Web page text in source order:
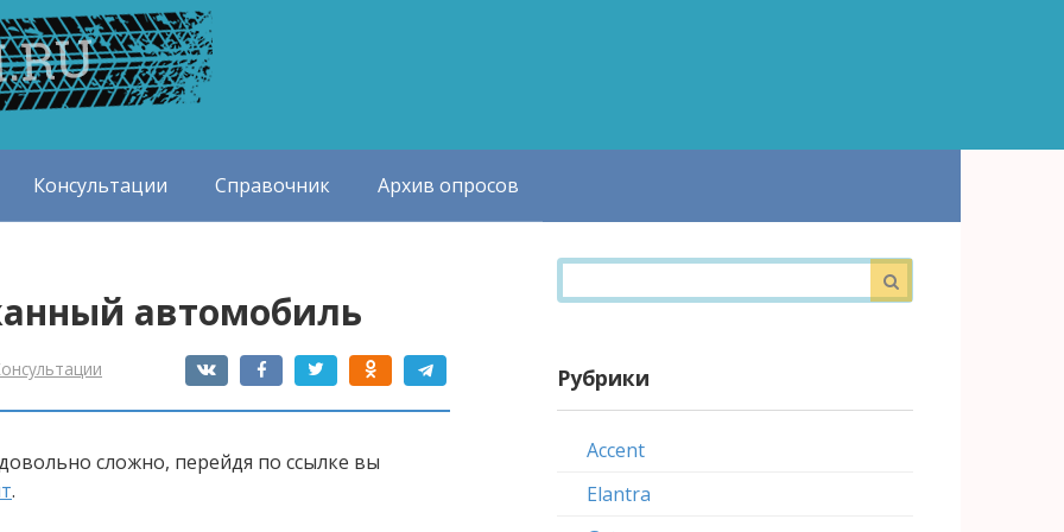
Консультации Справочник Архив опросов
автомобиль
сложно, перейдя по ссылке вы
.
Поиск:
Рубрики
Accent
Elantra